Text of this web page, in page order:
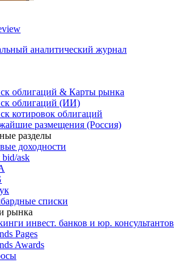
аналитический журнал
облигаций & Карты рынка
облигаций (ИИ)
котировок облигаций
размещения (Россия)
разделы
доходности
bid/ask
списки
рынка
инвест. банков и юр. консультантов
Pages
Awards